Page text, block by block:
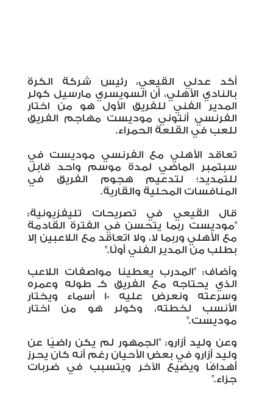
أكد عدلي القيعي، رئيس شركة الكرة
بالنادي الأهلي، أن السويسري مارسيل كولر
المدير الفني للفريق الأول هو من اختار
الفرنسي أنتوني موديست مهاجم الفريق
للعب في القلعة الحمراء.
تعاقد الأهلي مع الفرنسي موديست في
سبتمبر الماضي لمدة موسم واحد قابل
للتمديد؛ لتدعيم هجوم الفريق في
المنافسات المحلية والقارية.
قال القيعي في تصريحات تليفزيونية:
"موديست ربما يتحسن في الفترة القادمة
مع الأهلي وربما لا، ولا اتعاقد مع اللاعبين إلا
بطلب من المدير الفني أولًا."
وأضاف: "المدرب يعطينا مواصفات اللاعب
الذي يحتاجه مع الفريق كـ طوله وعمره
وسرعته ونعرض عليه 10 أسماء ويختار
الأنسب لخطته، وكولر هو من اختار
موديست."
وعن وليد أزارو: "الجمهور لم يكن راضيًا عن
وليد أزارو في بعض الأحيان رغم أنه كان يحرز
أهدافًا ويضيع الآخر ويتسبب في ضربات
جزاء."